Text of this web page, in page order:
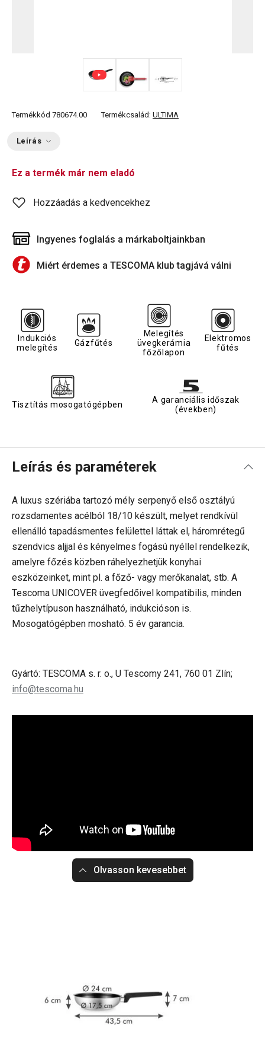
Termékkód 780674.00 Termékcsalád: ULTIMA
Leírás
Ez a termék már nem eladó
Hozzáadás a kedvencekhez
Ingyenes foglalás a márkaboltjainkban
Miért érdemes a TESCOMA klub tagjává válni
Indukciós
melegítés
Gázfűtés
Melegítés
üvegkerámia
főzőlapon
Elektromos
fűtés
Tisztítás mosogatógépben
A garanciális időszak
(években)
Leírás és paraméterek
A luxus szériába tartozó mély serpenyő első osztályú
rozsdamentes acélból 18/10 készült, melyet rendkívül
ellenálló tapadásmentes felülettel láttak el, háromrétegű
szendvics aljjal és kényelmes fogású nyéllel rendelkezik,
amelyre főzés közben ráhelyezhetjük konyhai
eszközeinket, mint pl. a főző- vagy merőkanalat, stb. A
Tescoma UNICOVER üvegfedőivel kompatibilis, minden
tűzhelytípuson használható, indukcióson is.
Mosogatógépben mosható. 5 év garancia.
Gyártó: TESCOMA s. r. o., U Tescomy 241, 760 01 Zlín;
info@tescoma.hu
Olvasson kevesebbet